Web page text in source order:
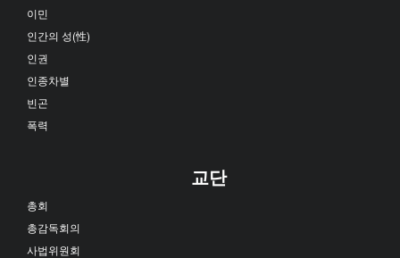
이민
인간의 성(性)
인권
인종차별
빈곤
폭력
교단
총회
총감독회의
사법위원회